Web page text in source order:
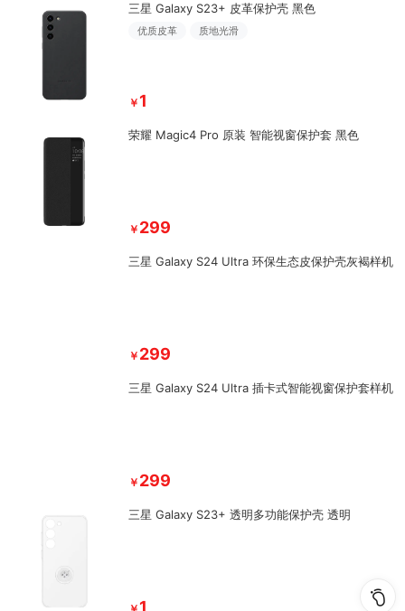
三星 Galaxy S23+ 皮革保护壳 黑色
优质皮革 质地光滑
￥ 1
荣耀 Magic4 Pro 原装 智能视窗保护套 黑色
￥ 299
三星 Galaxy S24 Ultra 环保生态皮保护壳灰褐样机
￥ 299
三星 Galaxy S24 Ultra 插卡式智能视窗保护套样机
￥ 299
三星 Galaxy S23+ 透明多功能保护壳 透明
1